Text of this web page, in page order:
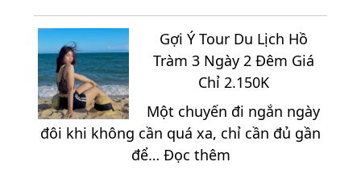
Tổ
Chức
Team
Building
Du
Lịch
Nghiệm
Quan
Trọng
Đi
Mũi
Gợi Ý Tour Du Lịch Hồ
Tràm 3 Ngày 2 Đêm Giá
Chỉ 2.150K
Một chuyến đi ngắn ngày
đôi khi không cần quá xa, chỉ cần đủ gần
để… Đọc thêm: